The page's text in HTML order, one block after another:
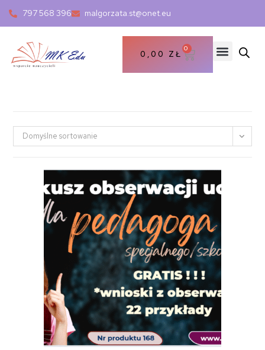
797 568 396 malgorzata.st@onet.eu
0,00 ZŁ
0
Domyślne sortowanie